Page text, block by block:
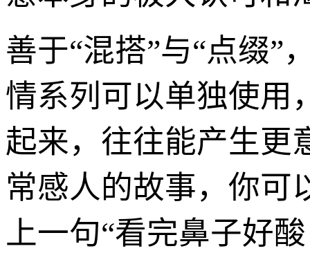
善于“混搭”与“点缀”
情系列可以单独使用
起来，往往能产生更
常感人的故事，你可
上一句“看完鼻子好